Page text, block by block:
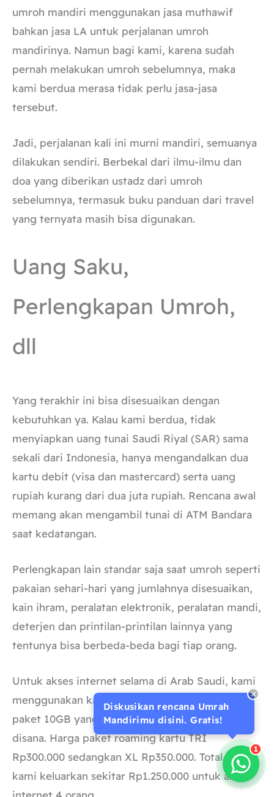
umroh mandiri menggunakan jasa muthawif
bahkan jasa LA untuk perjalanan umroh
mandirinya. Namun bagi kami, karena sudah
pernah melakukan umroh sebelumnya, maka
kami berdua merasa tidak perlu jasa-jasa
tersebut.
Jadi, perjalanan kali ini murni mandiri, semuanya
dilakukan sendiri. Berbekal dari ilmu-ilmu dan
doa yang diberikan ustadz dari umroh
sebelumnya, termasuk buku panduan dari travel
yang ternyata masih bisa digunakan.
Uang Saku,
Perlengkapan Umroh,
dll
Yang terakhir ini bisa disesuaikan dengan
kebutuhkan ya. Kalau kami berdua, tidak
menyiapkan uang tunai Saudi Riyal (SAR) sama
sekali dari Indonesia, hanya mengandalkan dua
kartu debit (visa dan mastercard) serta uang
rupiah kurang dari dua juta rupiah. Rencana awal
memang akan mengambil tunai di ATM Bandara
saat kedatangan.
Perlengkapan lain standar saja saat umroh seperti
pakaian sehari-hari yang jumlahnya disesuaikan,
kain ihram, peralatan elektronik, peralatan mandi,
deterjen dan printilan-printilan lainnya yang
tentunya bisa berbeda-beda bagi tiap orang.
Untuk akses internet selama di Arab Saudi, kami
menggunakan kartu TRI dan XL dengan kuota
paket 10GB yang cukup untuk dua minggu
disana. Harga paket roaming kartu TRI
Rp300.000 sedangkan XL Rp350.000. Total yang
kami keluarkan sekitar Rp1.250.000 untuk akses
1
Diskusikan rencana Umrah
Mandirimu disini. Gratis!